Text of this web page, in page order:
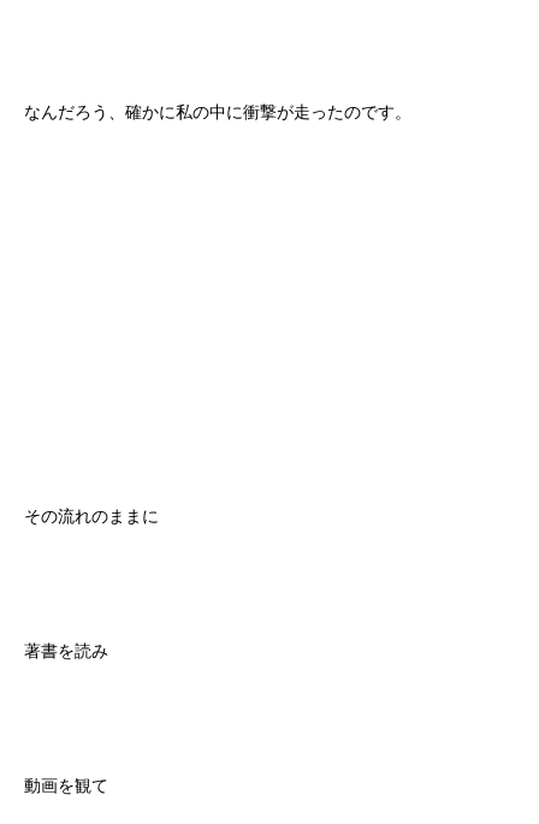
なんだろう、確かに私の中に衝撃が走ったのです。
その流れのままに
著書を読み
動画を観て